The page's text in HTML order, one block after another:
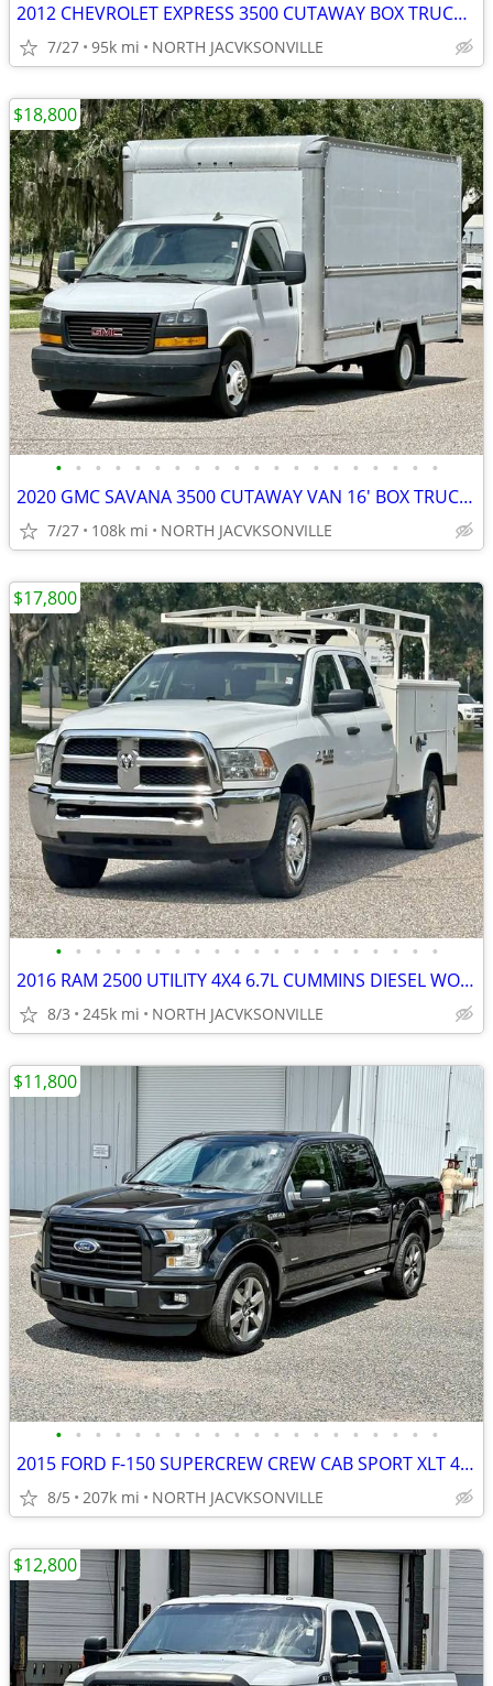
2012 CHEVROLET EXPRESS 3500 CUTAWAY BOX TRUCK UTILITY WORK VAN SERVICE
7/27 95k mi NORTH JACVKSONVILLE
• • • • • • • • • • • • • • • • • • • •
2020 GMC SAVANA 3500 CUTAWAY VAN 16' BOX TRUCK WORK VAN UTILITY
7/27 108k mi NORTH JACVKSONVILLE
$18,800
• • • • • • • • • • • • • • • • • • • •
2016 RAM 2500 UTILITY 4X4 6.7L CUMMINS DIESEL WORK TRUCK
8/3 245k mi NORTH JACVKSONVILLE
$17,800
• • • • • • • • • • • • • • • • • • • •
2015 FORD F-150 SUPERCREW CREW CAB SPORT XLT 4WD 3.5L V6 ECOBOOST
8/5 207k mi NORTH JACVKSONVILLE
$11,800
$12,800